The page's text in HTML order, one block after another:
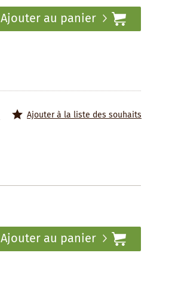
Ajouter au panier
Ajouter à la liste des souhaits
Ajouter au panier